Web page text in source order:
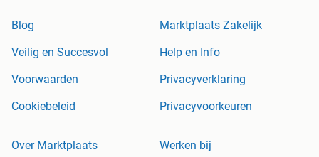
Blog
Marktplaats Zakelijk
Veilig en Succesvol
Help en Info
Voorwaarden
Privacyverklaring
Cookiebeleid
Privacyvoorkeuren
Over Marktplaats Werken bij